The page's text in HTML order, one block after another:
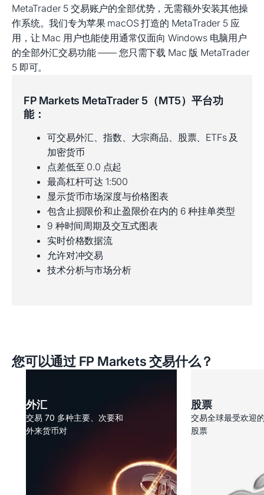
MetaTrader 5 交易账户的全部优势，无需额外安装其他操
作系统。我们专为苹果 macOS 打造的 MetaTrader 5 应
用，让 Mac 用户也能使用通常仅面向 Windows 电脑用户
的全部外汇交易功能 —— 您只需下载 Mac 版 MetaTrader
5 即可。
FP Markets MetaTrader 5（MT5）平台功
能：
可交易外汇、指数、大宗商品、股票、ETFs 及
加密货币
点差低至 0.0 点起
最高杠杆可达 1:500
显示货币市场深度与价格图表
包含止损限价和止盈限价在内的 6 种挂单类型
9 种时间周期及交互式图表
实时价格数据流
允许对冲交易
技术分析与市场分析
您可以通过 FP Markets 交易什么？
外汇
交易 70 多种主要、次要和
外来货币对
股票
交易全球最受欢迎
股票